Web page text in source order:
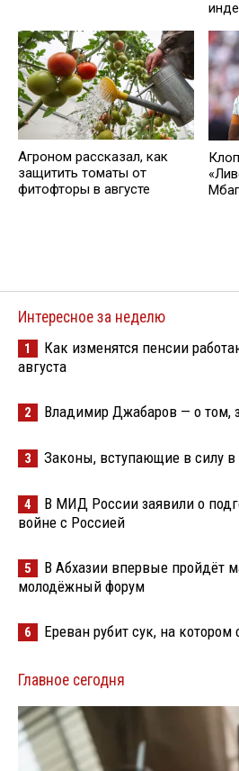
Агроном рассказал, как
защитить томаты от
фитофторы в августе
Интересное за неделю
1
Как изменятся пенсии
августа
2 Владимир Джабаров — о том,
3 Законы, вступающие в силу в
4
В МИД России заявили о
войне с Россией
5
В Абхазии впервые пройдёт
молодёжный форум
6 Ереван рубит сук, на котором
Главное сегодня